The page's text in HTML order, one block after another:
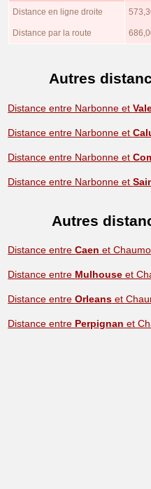
Distance en ligne droite
Distance par la route
Autres
Distance entre Narbonne et
Distance entre Narbonne et
Distance entre Narbonne et
Distance entre Narbonne et
Autres
Distance entreCaen et
Distance entre Mulhouse et
Distance entreOrleans et
Distance entre Perpignan et